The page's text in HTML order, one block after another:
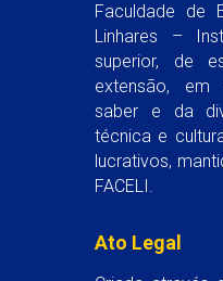
Faculdade de
Linhares –
superior, de
extensão,
saber e da
técnica e
lucrativos,
FACELI.
Ato Legal